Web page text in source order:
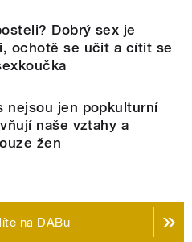
Dobrý sex je
ochotě se učit a cítit se
nejsou jen popkulturní
naše vztahy a
žen
na DABu